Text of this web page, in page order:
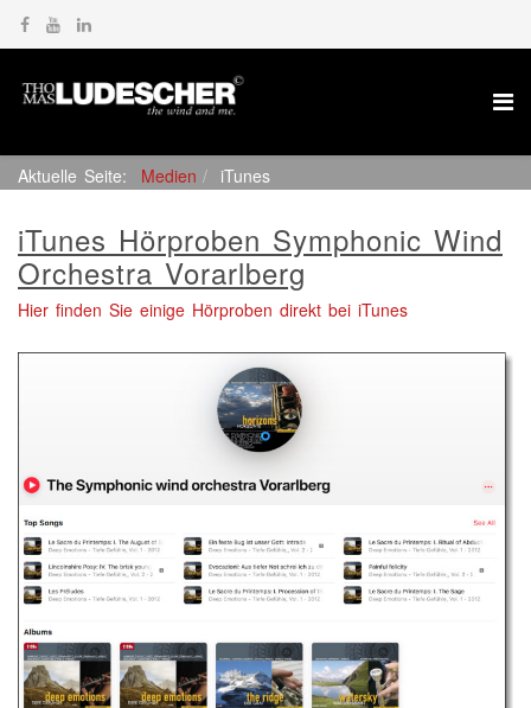
Aktuelle Seite: Medien iTunes
iTunes Hörproben Symphonic Wind
Orchestra Vorarlberg
Hier finden Sie einige Hörproben direkt bei iTunes